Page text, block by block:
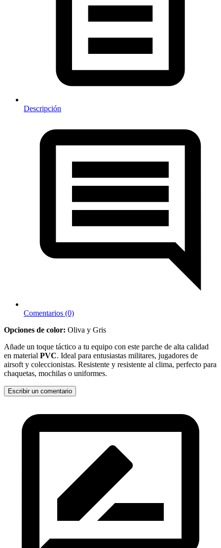
Descripción
Comentarios (0)
Opciones de color: Oliva y Gris
Añade un toque táctico a tu equipo con este parche de alta calidad
en material PVC. Ideal para entusiastas militares, jugadores de
airsoft y coleccionistas. Resistente y resistente al clima, perfecto para
chaquetas, mochilas o uniformes.
Escribir un comentario